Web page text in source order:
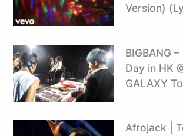
Version)
BIGBANG –
Day in HK
GALAXY
Afrojack |